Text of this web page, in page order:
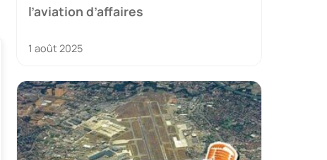
l’aviation d’affaires
1 août 2025